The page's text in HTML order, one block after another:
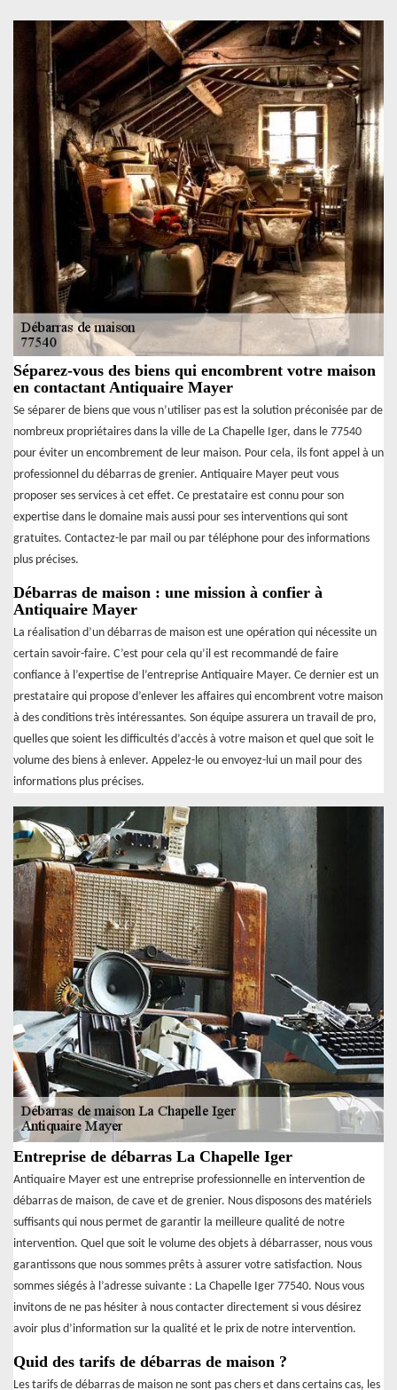
Séparez-vous des biens qui encombrent votre maison
en contactant Antiquaire Mayer
Se séparer de biens que vous n’utiliser pas est la solution préconisée par de
nombreux propriétaires dans la ville de La Chapelle Iger, dans le 77540
pour éviter un encombrement de leur maison. Pour cela, ils font appel à un
professionnel du débarras de grenier. Antiquaire Mayer peut vous
proposer ses services à cet effet. Ce prestataire est connu pour son
expertise dans le domaine mais aussi pour ses interventions qui sont
gratuites. Contactez-le par mail ou par téléphone pour des informations
plus précises.
Débarras de maison : une mission à confier à
Antiquaire Mayer
La réalisation d’un débarras de maison est une opération qui nécessite un
certain savoir-faire. C’est pour cela qu’il est recommandé de faire
confiance à l’expertise de l’entreprise Antiquaire Mayer. Ce dernier est un
prestataire qui propose d’enlever les affaires qui encombrent votre maison
à des conditions très intéressantes. Son équipe assurera un travail de pro,
quelles que soient les difficultés d’accès à votre maison et quel que soit le
volume des biens à enlever. Appelez-le ou envoyez-lui un mail pour des
informations plus précises.
Entreprise de débarras La Chapelle Iger
Antiquaire Mayer est une entreprise professionnelle en intervention de
débarras de maison, de cave et de grenier. Nous disposons des matériels
suffisants qui nous permet de garantir la meilleure qualité de notre
intervention. Quel que soit le volume des objets à débarrasser, nous vous
garantissons que nous sommes prêts à assurer votre satisfaction. Nous
sommes siégés à l’adresse suivante : La Chapelle Iger 77540. Nous vous
invitons de ne pas hésiter à nous contacter directement si vous désirez
avoir plus d’information sur la qualité et le prix de notre intervention.
Quid des tarifs de débarras de maison ?
Les tarifs de débarras de maison ne sont pas chers et dans certains cas, les